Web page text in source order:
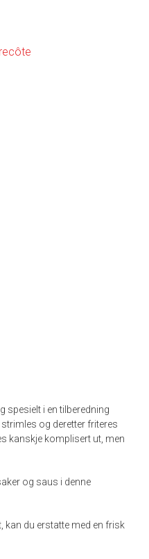
spesielt i en tilberedning
og deretter friteres
kanskje komplisert ut, men
og saus i denne
kan du erstatte med en frisk